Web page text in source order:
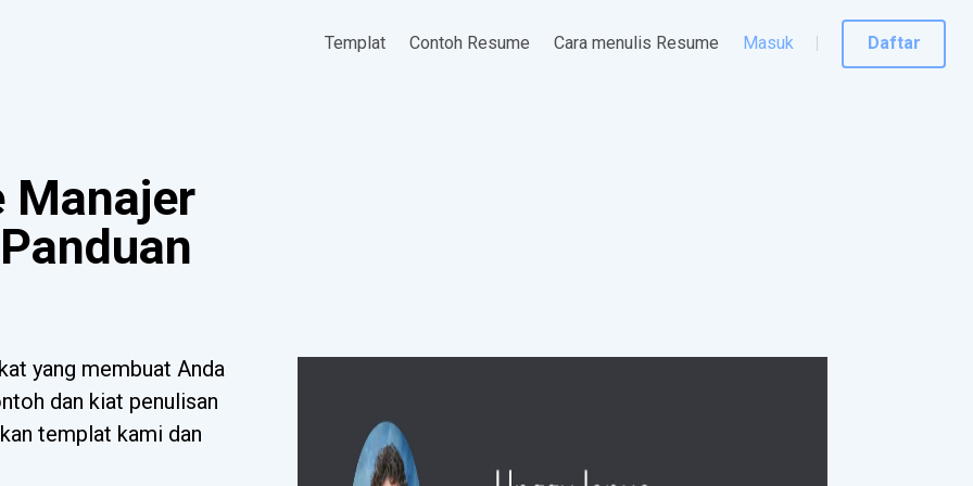
Templat Contoh Resume Cara menulis Resume Masuk Daftar
Manajer
yang membuat Anda
dan kiat penulisan
templat kami dan